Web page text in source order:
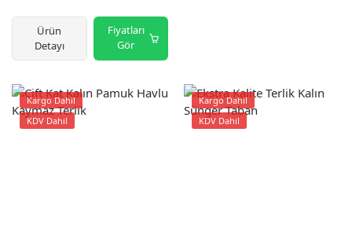
Ürün
Detayı
Fiyatları
Gör
Kargo Dahil
KDV Dahil
Kargo Dahil
KDV Dahil